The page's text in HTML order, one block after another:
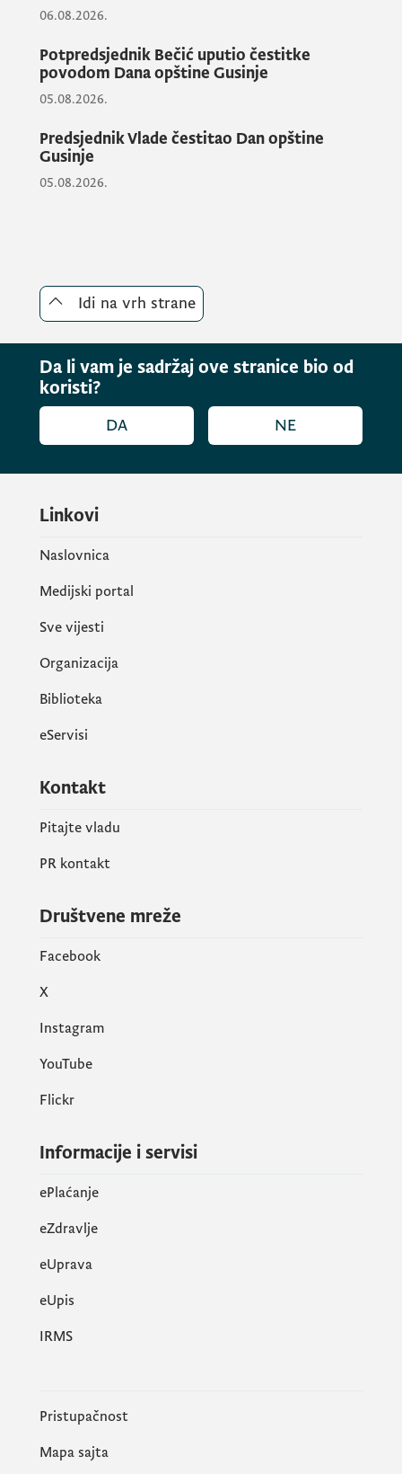
06.08.2026.
Potpredsjednik Bečić uputio čestitke
povodom Dana opštine Gusinje
05.08.2026.
Predsjednik Vlade čestitao Dan opštine
Gusinje
05.08.2026.
Idi na vrh strane
Da li vam je sadržaj ove stranice bio od
koristi?
DA NE
Linkovi
Naslovnica
Medijski portal
Sve vijesti
Organizacija
Biblioteka
eServisi
Kontakt
Pitajte vladu
PR kontakt
Društvene mreže
Facebook
X
Instagram
YouTube
Flickr
Informacije i servisi
ePlaćanje
eZdravlje
eUprava
еUpis
IRMS
Pristupačnost
Mapa sajta